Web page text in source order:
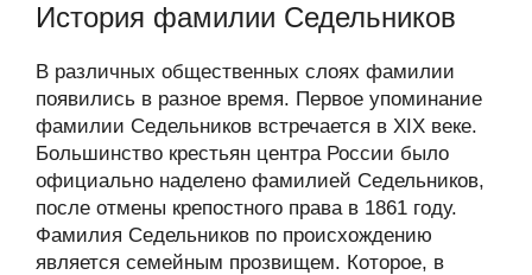
История фамилии Седельников
В различных общественных слоях фамилии
появились в разное время. Первое упоминание
фамилии Седельников встречается в XIX веке.
Большинство крестьян центра России было
официально наделено фамилией Седельников,
после отмены крепостного права в 1861 году.
Фамилия Седельников по происхождению
является семейным прозвищем. Которое, в